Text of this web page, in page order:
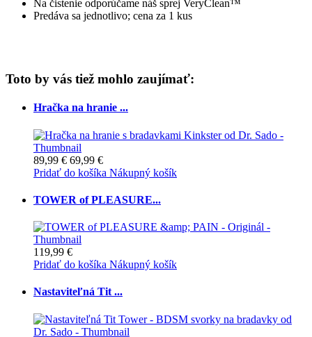
Na čistenie odporúčame náš sprej VeryClean™
Predáva sa jednotlivo; cena za 1 kus
Toto by vás tiež mohlo zaujímať:
Hračka na hranie ...
89,99 € 69,99 €
Pridať do košíka Nákupný košík
TOWER of PLEASURE...
119,99 €
Pridať do košíka Nákupný košík
Nastaviteľná Tit ...